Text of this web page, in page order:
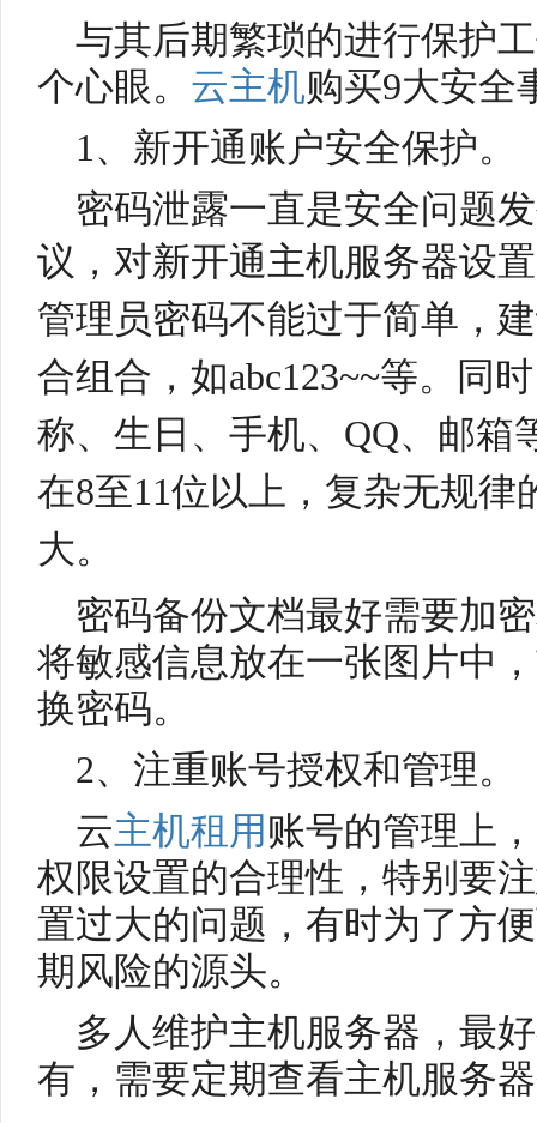
与其后期繁琐的进行保护
个心眼。 云主机购买9大安全
1、新开通账户安全保护。
密码泄露一直是安全问题
议，对新开通主机服务器设
管理员密码不能过于简单，
合组合，如abc123~~等。同
称、生日、手机、QQ、邮箱
在8至11位以上，复杂无规
大。
密码备份文档最好需要加
将敏感信息放在一张图片中
换密码。
2、注重账号授权和管理。
云主机租用账号的管理上
权限设置的合理性，特别要
置过大的问题，有时为了方
期风险的源头。
多人维护主机服务器，最
有，需要定期查看主机服务